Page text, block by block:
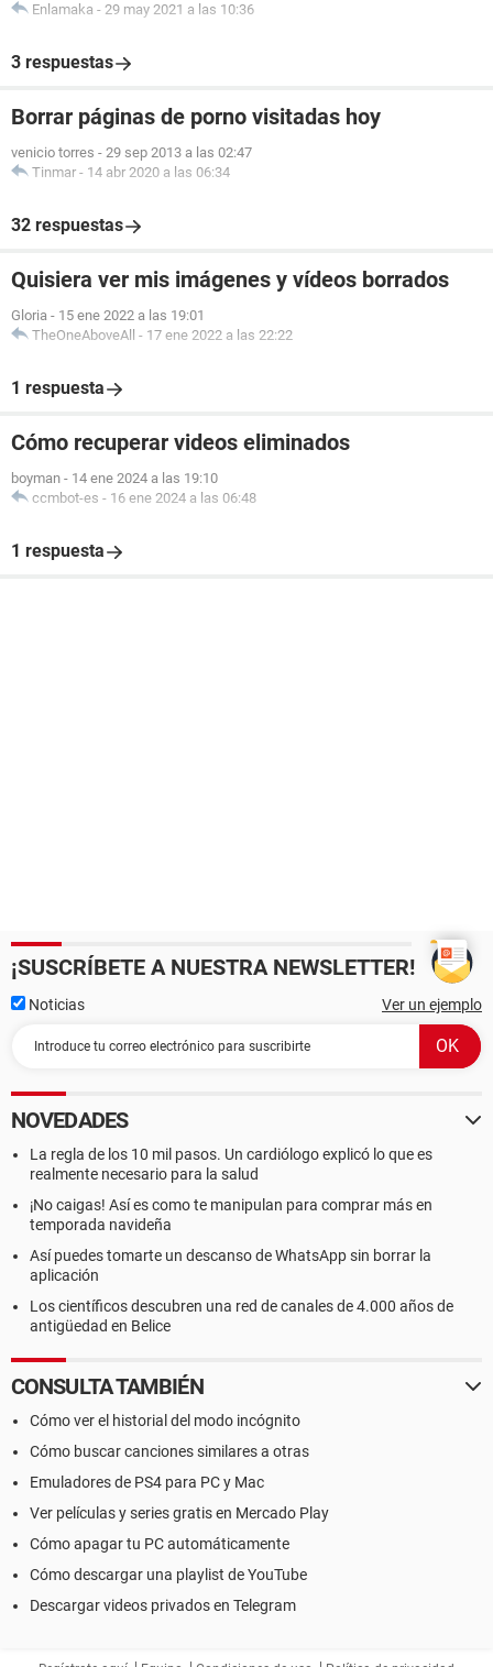
Enlamaka - 29 may 2021 a las 10:36
3 respuestas
Borrar páginas de porno visitadas hoy
venicio torres - 29 sep 2013 a las 02:47
Tinmar - 14 abr 2020 a las 06:34
32 respuestas
Quisiera ver mis imágenes y vídeos borrados
Gloria - 15 ene 2022 a las 19:01
TheOneAboveAll - 17 ene 2022 a las 22:22
1 respuesta
Cómo recuperar videos eliminados
boyman - 14 ene 2024 a las 19:10
ccmbot-es - 16 ene 2024 a las 06:48
1 respuesta
¡SUSCRÍBETE A NUESTRA NEWSLETTER!
Noticias Ver un ejemplo
NOVEDADES
La regla de los 10 mil pasos. Un cardiólogo explicó lo que es
realmente necesario para la salud
¡No caigas! Así es como te manipulan para comprar más en
temporada navideña
Así puedes tomarte un descanso de WhatsApp sin borrar la
aplicación
Los científicos descubren una red de canales de 4.000 años de
antigüedad en Belice
CONSULTA TAMBIÉN
Cómo ver el historial del modo incógnito
Cómo buscar canciones similares a otras
Emuladores de PS4 para PC y Mac
Ver películas y series gratis en Mercado Play
Cómo apagar tu PC automáticamente
Cómo descargar una playlist de YouTube
Descargar videos privados en Telegram